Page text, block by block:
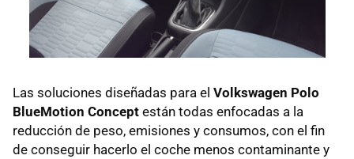
Las soluciones diseñadas para el Volkswagen Polo
BlueMotion Concept están todas enfocadas a la
reducción de peso, emisiones y consumos, con el fin
de conseguir hacerlo el coche menos contaminante y